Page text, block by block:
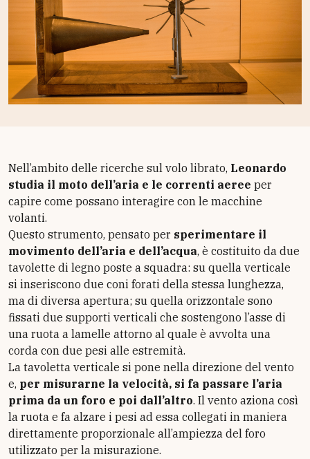
Nell’ambito delle ricerche sul volo librato, Leonardo
studia il moto dell’aria e le correnti aeree per
capire come possano interagire con le macchine
volanti.
Questo strumento, pensato per sperimentare il
movimento dell’aria e dell’acqua, è costituito da due
tavolette di legno poste a squadra: su quella verticale
si inseriscono due coni forati della stessa lunghezza,
ma di diversa apertura; su quella orizzontale sono
fissati due supporti verticali che sostengono l’asse di
una ruota a lamelle attorno al quale è avvolta una
corda con due pesi alle estremità.
La tavoletta verticale si pone nella direzione del vento
e, per misurarne la velocità, si fa passare l’aria
prima da un foro e poi dall’altro. Il vento aziona così
la ruota e fa alzare i pesi ad essa collegati in maniera
direttamente proporzionale all’ampiezza del foro
utilizzato per la misurazione.